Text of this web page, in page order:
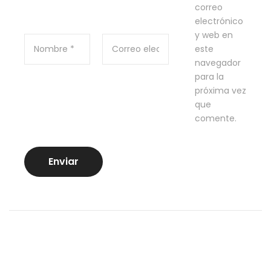
correo
electrónico
y web en
este
navegador
para la
próxima vez
que
comente.